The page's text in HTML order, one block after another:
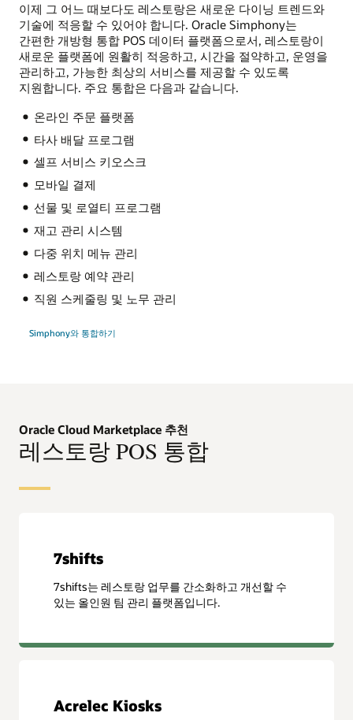
이제 그 어느 때보다도 레스토랑은 새로운 다이닝 트렌드와
기술에 적응할 수 있어야 합니다. Oracle Simphony는
간편한 개방형 통합 POS 데이터 플랫폼으로서, 레스토랑이
새로운 플랫폼에 원활히 적응하고, 시간을 절약하고, 운영을
관리하고, 가능한 최상의 서비스를 제공할 수 있도록
지원합니다. 주요 통합은 다음과 같습니다.
온라인 주문 플랫폼
타사 배달 프로그램
셀프 서비스 키오스크
모바일 결제
선물 및 로열티 프로그램
재고 관리 시스템
다중 위치 메뉴 관리
레스토랑 예약 관리
직원 스케줄링 및 노무 관리
Simphony와 통합하기
Oracle Cloud Marketplace 추천
레스토랑 POS 통합
7shifts
7shifts는 레스토랑 업무를 간소화하고 개선할 수
있는 올인원 팀 관리 플랫폼입니다.
Acrelec Kiosks